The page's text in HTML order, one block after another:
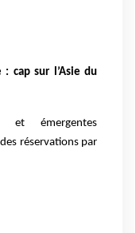
: cap sur l’Asie du
et émergentes
réservations par